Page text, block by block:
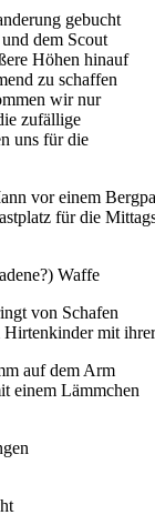
gebucht
dem Scout
Höhen hinauf
zu schaffen
wir nur
zufällige
uns für die
für die
Waffe
mit
einem Lämmchen